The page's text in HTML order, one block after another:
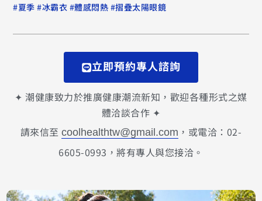
#夏季 #冰霸衣 #體感悶熱 #摺疊太陽眼鏡
立即預約專人諮詢
✦ 潮健康致力於推廣健康潮流新知，歡迎各種形式之媒
體洽談合作 ✦
請來信至coolhealthtw@gmail.com ，或電洽：02-
6605-0993，將有專人與您接洽。